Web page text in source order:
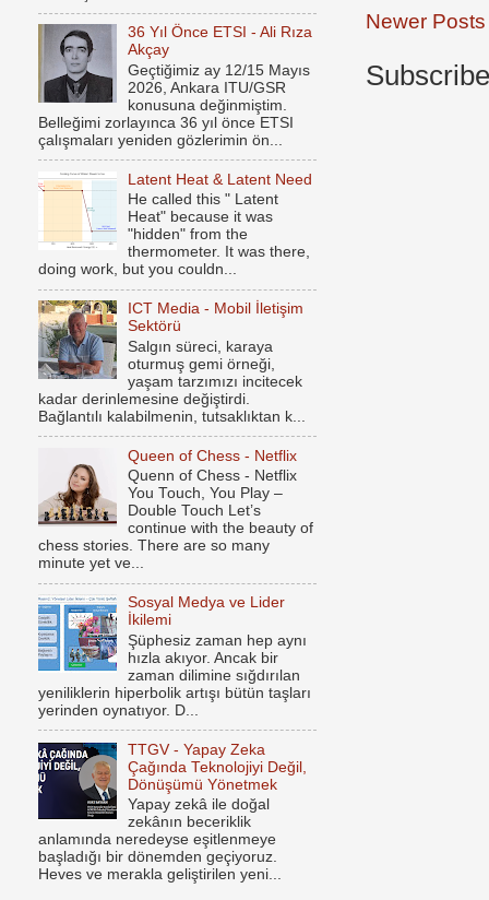
Newer Posts
36 Yıl Önce ETSI - Ali Rıza
Akçay
Geçtiğimiz ay 12/15 Mayıs
2026, Ankara ITU/GSR
konusuna değinmiştim.
Belleğimi zorlayınca 36 yıl önce ETSI
çalışmaları yeniden gözlerimin ön...
Latent Heat & Latent Need
He called this " Latent
Heat" because it was
"hidden" from the
thermometer. It was there,
doing work, but you couldn...
ICT Media - Mobil İletişim
Sektörü
Salgın süreci, karaya
oturmuş gemi örneği,
yaşam tarzımızı incitecek
kadar derinlemesine değiştirdi.
Bağlantılı kalabilmenin, tutsaklıktan k...
Queen of Chess - Netflix
Quenn of Chess - Netflix
You Touch, You Play –
Double Touch Let’s
continue with the beauty of
chess stories. There are so many
minute yet ve...
Sosyal Medya ve Lider
İkilemi
Şüphesiz zaman hep aynı
hızla akıyor. Ancak bir
zaman dilimine sığdırılan
yeniliklerin hiperbolik artışı bütün taşları
yerinden oynatıyor. D...
TTGV - Yapay Zeka
Çağında Teknolojiyi Değil,
Dönüşümü Yönetmek
Yapay zekâ ile doğal
zekânın beceriklik
anlamında neredeyse eşitlenmeye
başladığı bir dönemden geçiyoruz.
Heves ve merakla geliştirilen yeni...